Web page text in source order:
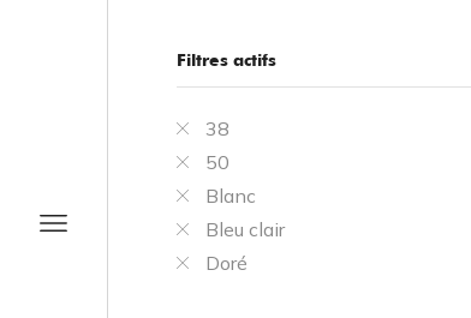
Filtres actifs
38
50
Blanc
Bleu clair
Doré